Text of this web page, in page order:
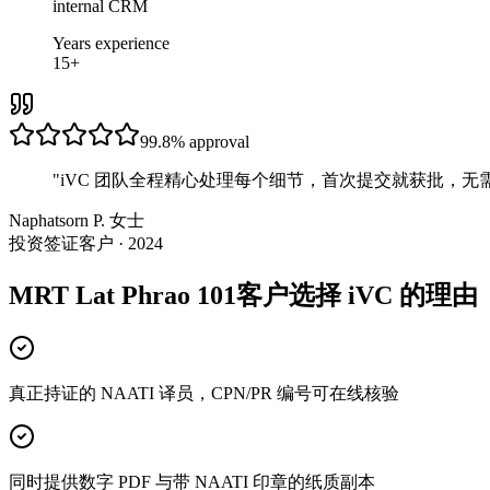
internal CRM
Years experience
15+
99.8% approval
"iVC 团队全程精心处理每个细节，首次提交就获批，无
Naphatsorn P. 女士
投资签证客户 · 2024
MRT Lat Phrao 101客户选择 iVC 的理由
真正持证的 NAATI 译员，CPN/PR 编号可在线核验
同时提供数字 PDF 与带 NAATI 印章的纸质副本